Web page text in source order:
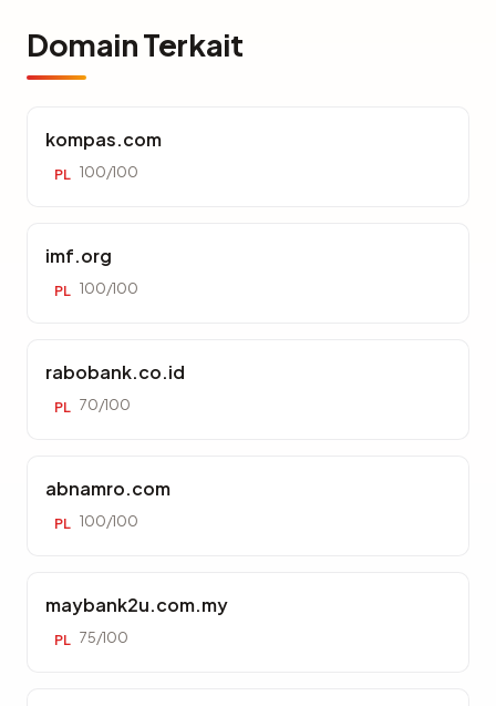
Domain Terkait
kompas.com
PL 100/100
imf.org
PL 100/100
rabobank.co.id
PL 70/100
abnamro.com
PL 100/100
maybank2u.com.my
PL 75/100